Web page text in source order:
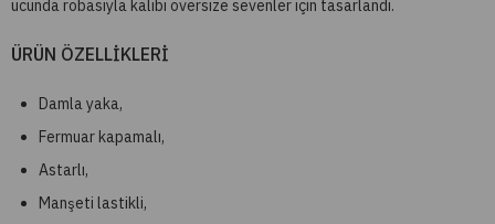
ucunda robasıyla kalıbı oversize sevenler için tasarlandı.
ÜRÜN ÖZELLİKLERİ
Damla yaka,
Fermuar kapamalı,
Astarlı,
Manşeti lastikli,